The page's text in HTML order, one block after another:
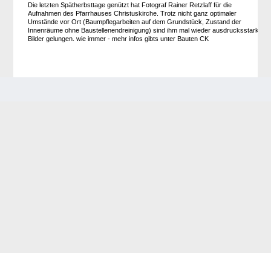
Die letzten Spätherbsttage genützt hat Fotograf Rainer Retzlaff für die
Aufnahmen des Pfarrhauses Christuskirche. Trotz nicht ganz optimaler
Umstände vor Ort (Baumpflegarbeiten auf dem Grundstück, Zustand der
Innenräume ohne Baustellenendreinigung) sind ihm mal wieder ausdrucksstarke
Bilder gelungen. wie immer - mehr infos gibts unter Bauten CK